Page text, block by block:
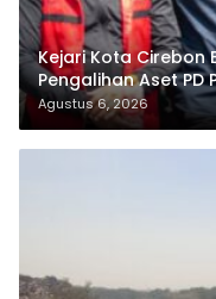
Kejari Kota Cirebon
Pengalihan Aset
Agustus 6, 2026